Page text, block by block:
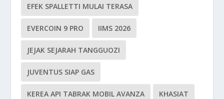
EFEK SPALLETTI MULAI TERASA
EVERCOIN 9 PRO IIMS 2026
JEJAK SEJARAH TANGGUOZI
JUVENTUS SIAP GAS
KEREA API TABRAK MOBIL AVANZA KHASIAT